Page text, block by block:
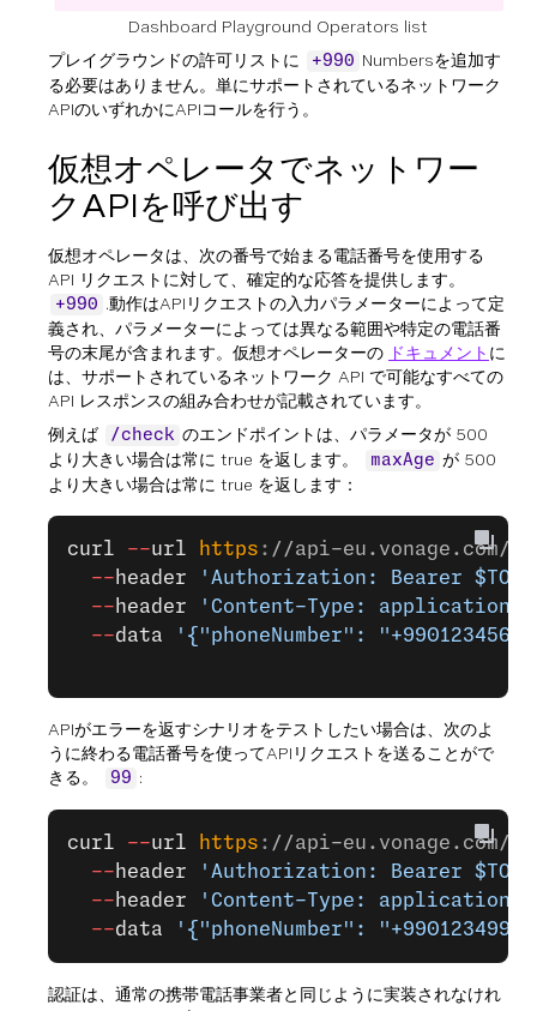
Dashboard Playground Operators list
プレイグラウンドの許可リストに
+990 Numbersを追加す
る必要はありません。単にサポートされているネットワーク
APIのいずれかにAPIコールを行う。
仮想オペレータでネットワー
クAPIを呼び出す
仮想オペレータは、次の番号で始まる電話番号を使用する
API リクエストに対して、確定的な応答を提供します。
+990 .動作はAPIリクエストの入力パラメーターによって定
義され、パラメーターによっては異なる範囲や特定の電話番
号の末尾が含まれます。仮想オペレーターの ドキュメント に
は、サポートされているネットワーク API で可能なすべての
API レスポンスの組み合わせが記載されています。
例えば
/check のエンドポイントは、パラメータが 500
より大きい場合は常に true を返します。
maxAge が 500
より大きい場合は常に true を返します：
curl --url https : //api-eu.vonage.com/
-- header 'Authorization: Bearer
-- header 'Content-Type: application/
--data '{"phoneNumber":
APIがエラーを返すシナリオをテストしたい場合は、次のよ
うに終わる電話番号を使ってAPIリクエストを送ることがで
きる。
99 :
curl --url https : //api-eu.vonage.com/
-- header 'Authorization: Bearer
-- header 'Content-Type: application/
--data '{"phoneNumber":
認証は、通常の携帯電話事業者と同じように実装されなけれ